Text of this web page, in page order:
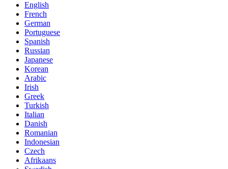
English
French
German
Portuguese
Spanish
Russian
Japanese
Korean
Arabic
Irish
Greek
Turkish
Italian
Danish
Romanian
Indonesian
Czech
Afrikaans